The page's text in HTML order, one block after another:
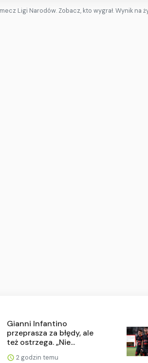
Ligi Narodów. Zobacz, kto wygrał. Wynik na
Gianni Infantino
przeprasza za błędy, ale
też ostrzega. „Nie...
2 godzin temu